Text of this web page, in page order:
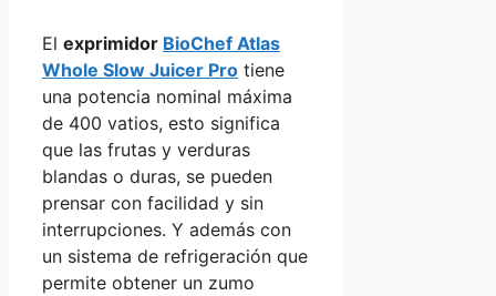
El exprimidor BioChef Atlas
Whole Slow Juicer Pro tiene
una potencia nominal máxima
de 400 vatios, esto significa
que las frutas y verduras
blandas o duras, se pueden
prensar con facilidad y sin
interrupciones. Y además con
un sistema de refrigeración que
permite obtener un zumo